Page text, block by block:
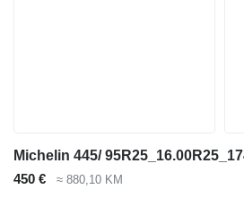
450 € ≈ 880,10 KM